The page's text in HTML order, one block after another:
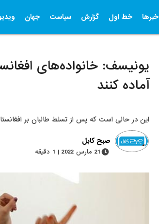
خبرها خط اول گزارش سیاست جهان
یونیسف: خانواده‌های
آماده کنند
این در حالی است که پس از تسلط طالبان بر
صبح کابل
21 مارس 2022 | 1 دقیقه